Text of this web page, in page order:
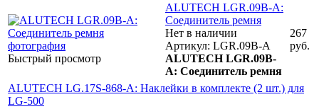
Быстрый просмотр
ALUTECH LGR.09B-A:
Соединитель ремня
Нет в наличии
Артикул: LGR.09B-A
ALUTECH LGR.09B-
A: Соединитель ремня
267
руб.
ALUTECH LG.17S-868-A: Наклейки в комплекте (2 шт.) для
LG-500